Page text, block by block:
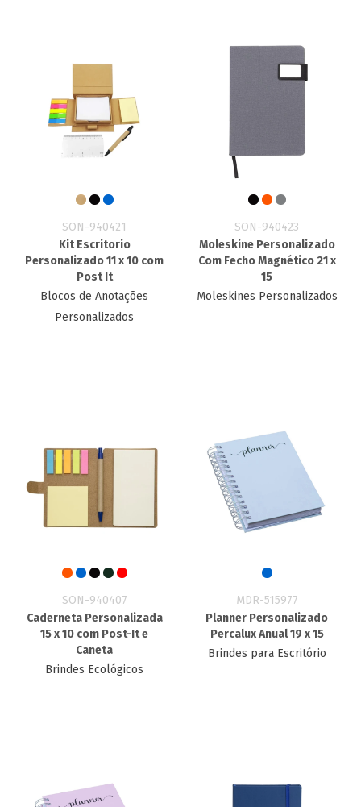
SON-940421
Kit Escritorio
Personalizado​ 11 x 10 com
Post It
Blocos de Anotações
Personalizados
SON-940423
Moleskine Personalizado
Com Fecho Magnético 21 x
15
Moleskines Personalizados
SON-940407
Caderneta Personalizada
15 x 10 com Post-It e
Caneta
Brindes Ecológicos
MDR-515977
Planner Personalizado
Percalux Anual 19 x 15
Brindes para Escritório